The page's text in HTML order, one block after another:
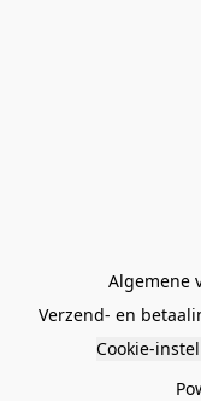
Algemene
Verzend- en
Cookie-